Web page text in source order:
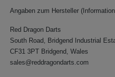
Angaben zum Hersteller
Red Dragon Darts
South Road, Bridgend Industrial
CF31 3PT Bridgend, Wales
sales@reddragondarts.com